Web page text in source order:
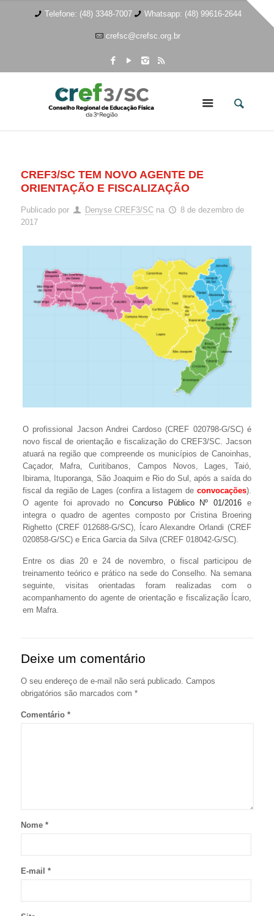
Telefone: (48) 3348-7007 Whatsapp: (48) 99616-2644
crefsc@crefsc.org.br
CREF3/SC TEM NOVO AGENTE DE
ORIENTAÇÃO E FISCALIZAÇÃO
Publicado por Denyse CREF3/SC na
8 de dezembro de
2017
O profissional Jacson Andrei Cardoso (CREF 020798-G/SC) é
novo fiscal de orientação e fiscalização do CREF3/SC. Jacson
atuará na região que compreende os municípios de Canoinhas,
Caçador, Mafra, Curitibanos, Campos Novos, Lages, Taió,
Ibirama, Ituporanga, São Joaquim e Rio do Sul, após a saída do
fiscal da região de Lages (confira a listagem de convocações).
O agente foi aprovado no Concurso Público Nº 01/2016 e
integra o quadro de agentes composto por Cristina Broering
Righetto (CREF 012688-G/SC), Ícaro Alexandre Orlandi (CREF
020858-G/SC) e Erica Garcia da Silva (CREF 018042-G/SC).
Entre os dias 20 e 24 de novembro, o fiscal participou de
treinamento teórico e prático na sede do Conselho. Na semana
seguinte, visitas orientadas foram realizadas com o
acompanhamento do agente de orientação e fiscalização Ícaro,
em Mafra.
Deixe um comentário
O seu endereço de e-mail não será publicado. Campos
obrigatórios são marcados com *
Comentário *
Nome *
E-mail *